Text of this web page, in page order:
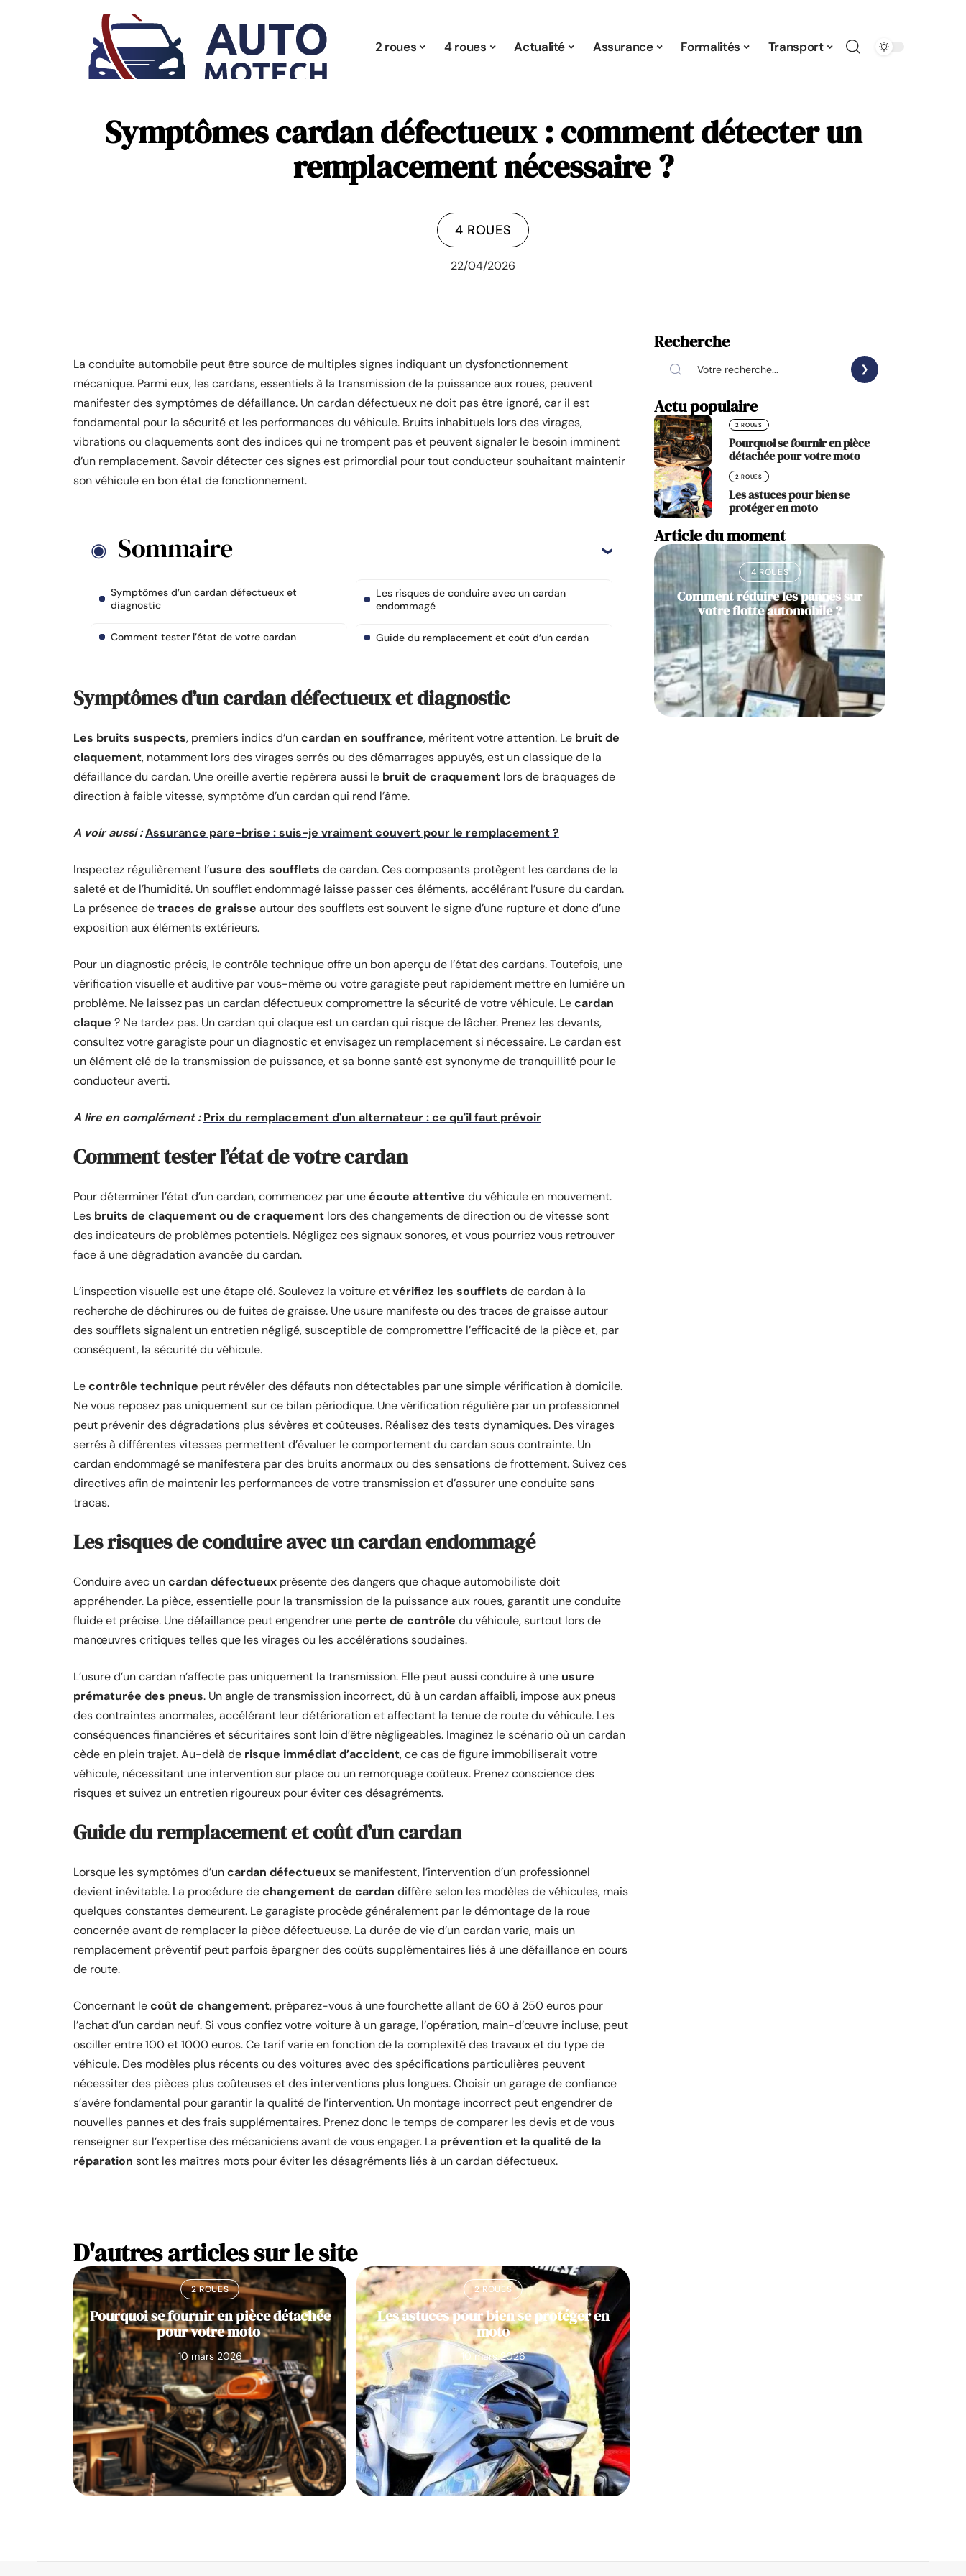
2 roues 4 roues Actualité Assurance Formalités Transport
Symptômes cardan défectueux : comment détecter un
remplacement nécessaire ?
4 ROUES
22/04/2026
La conduite automobile peut être source de multiples signes indiquant un dysfonctionnement
mécanique. Parmi eux, les cardans, essentiels à la transmission de la puissance aux roues, peuvent
manifester des symptômes de défaillance. Un cardan défectueux ne doit pas être ignoré, car il est
fondamental pour la sécurité et les performances du véhicule. Bruits inhabituels lors des virages,
vibrations ou claquements sont des indices qui ne trompent pas et peuvent signaler le besoin imminent
d’un remplacement. Savoir détecter ces signes est primordial pour tout conducteur souhaitant maintenir
son véhicule en bon état de fonctionnement.
Sommaire
Symptômes d’un cardan défectueux et
diagnostic
Comment tester l’état de votre cardan
Les risques de conduire avec un cardan
endommagé
Guide du remplacement et coût d’un cardan
Symptômes d’un cardan défectueux et diagnostic
Les bruits suspects, premiers indics d’uncardan en souffrance, méritent votre attention. Le bruit de
claquement, notamment lors des virages serrés ou des démarrages appuyés, est un classique de la
défaillance du cardan. Une oreille avertie repérera aussi le bruit de craquement lors de braquages de
direction à faible vitesse, symptôme d’un cardan qui rend l’âme.
A voir aussi :Assurance pare-brise : suis-je vraiment couvert pour le remplacement ?
Inspectez régulièrement l’usure des soufflets de cardan. Ces composants protègent les cardans de la
saleté et de l’humidité. Un soufflet endommagé laisse passer ces éléments, accélérant l’usure du cardan.
La présence detraces de graisse autour des soufflets est souvent le signe d’une rupture et donc d’une
exposition aux éléments extérieurs.
Pour un diagnostic précis, le contrôle technique offre un bon aperçu de l’état des cardans. Toutefois, une
vérification visuelle et auditive par vous-même ou votre garagiste peut rapidement mettre en lumière un
problème. Ne laissez pas un cardan défectueux compromettre la sécurité de votre véhicule. Lecardan
claque ? Ne tardez pas. Un cardan qui claque est un cardan qui risque de lâcher. Prenez les devants,
consultez votre garagiste pour un diagnostic et envisagez un remplacement si nécessaire. Le cardan est
un élément clé de la transmission de puissance, et sa bonne santé est synonyme de tranquillité pour le
conducteur averti.
A lire en complément : Prix du remplacement d'un alternateur : ce qu'il faut prévoir
Comment tester l’état de votre cardan
Pour déterminer l’état d’un cardan, commencez par uneécoute attentive du véhicule en mouvement.
Les bruits de claquement ou de craquement lors des changements de direction ou de vitesse sont
des indicateurs de problèmes potentiels. Négligez ces signaux sonores, et vous pourriez vous retrouver
face à une dégradation avancée du cardan.
L’inspection visuelle est une étape clé. Soulevez la voiture etvérifiez les soufflets de cardan à la
recherche de déchirures ou de fuites de graisse. Une usure manifeste ou des traces de graisse autour
des soufflets signalent un entretien négligé, susceptible de compromettre l’efficacité de la pièce et, par
conséquent, la sécurité du véhicule.
Lecontrôle technique peut révéler des défauts non détectables par une simple vérification à domicile.
Ne vous reposez pas uniquement sur ce bilan périodique. Une vérification régulière par un professionnel
peut prévenir des dégradations plus sévères et coûteuses. Réalisez des tests dynamiques. Des virages
serrés à différentes vitesses permettent d’évaluer le comportement du cardan sous contrainte. Un
cardan endommagé se manifestera par des bruits anormaux ou des sensations de frottement. Suivez ces
directives afin de maintenir les performances de votre transmission et d’assurer une conduite sans
tracas.
Les risques de conduire avec un cardan endommagé
Conduire avec uncardan défectueux présente des dangers que chaque automobiliste doit
appréhender. La pièce, essentielle pour la transmission de la puissance aux roues, garantit une conduite
fluide et précise. Une défaillance peut engendrer une perte de contrôle du véhicule, surtout lors de
manœuvres critiques telles que les virages ou les accélérations soudaines.
L’usure d’un cardan n’affecte pas uniquement la transmission. Elle peut aussi conduire à une usure
prématurée des pneus. Un angle de transmission incorrect, dû à un cardan affaibli, impose aux pneus
des contraintes anormales, accélérant leur détérioration et affectant la tenue de route du véhicule. Les
conséquences financières et sécuritaires sont loin d’être négligeables. Imaginez le scénario où un cardan
cède en plein trajet. Au-delà de risque immédiat d’accident, ce cas de figure immobiliserait votre
véhicule, nécessitant une intervention sur place ou un remorquage coûteux. Prenez conscience des
risques et suivez un entretien rigoureux pour éviter ces désagréments.
Guide du remplacement et coût d’un cardan
Lorsque les symptômes d’uncardan défectueuxse manifestent, l’intervention d’un professionnel
devient inévitable. La procédure dechangement de cardan diffère selon les modèles de véhicules, mais
quelques constantes demeurent. Le garagiste procède généralement par le démontage de la roue
concernée avant de remplacer la pièce défectueuse. La durée de vie d’un cardan varie, mais un
remplacement préventif peut parfois épargner des coûts supplémentaires liés à une défaillance en cours
de route.
Concernant lecoût de changement, préparez-vous à une fourchette allant de 60 à 250 euros pour
l’achat d’un cardan neuf. Si vous confiez votre voiture à un garage, l’opération, main-d’œuvre incluse, peut
osciller entre 100 et 1000 euros. Ce tarif varie en fonction de la complexité des travaux et du type de
véhicule. Des modèles plus récents ou des voitures avec des spécifications particulières peuvent
nécessiter des pièces plus coûteuses et des interventions plus longues. Choisir un garage de confiance
s’avère fondamental pour garantir la qualité de l’intervention. Un montage incorrect peut engendrer de
nouvelles pannes et des frais supplémentaires. Prenez donc le temps de comparer les devis et de vous
renseigner sur l’expertise des mécaniciens avant de vous engager. La prévention et la qualité de la
réparation sont les maîtres mots pour éviter les désagréments liés à un cardan défectueux.
D'autres articles sur le site
2 ROUES
Pourquoi se fournir en pièce détachée
pour votre moto
10 mars 2026
2 ROUES
Les astuces pour bien se protéger en
moto
10 mars 2026
Recherche
Actu populaire
2 ROUES
Pourquoi se fournir en pièce
détachée pour votre moto
2 ROUES
Les astuces pour bien se
protéger en moto
Article du moment
4 ROUES
Comment réduire les pannes sur
votre flotte automobile ?